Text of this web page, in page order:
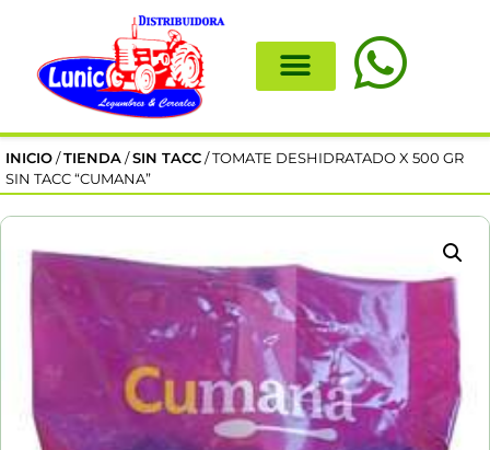
INICIO /TIENDA /SIN TACC / TOMATE DESHIDRATADO X 500 GR
SIN TACC “CUMANA”